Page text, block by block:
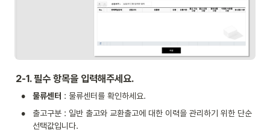
2-1. 필수 항목을 입력해주세요.
• 물류센터 : 물류센터를 확인하세요.
•
출고구분 : 일반 출고와 교환출고에 대한 이력을 관리하기 위한 단순
선택값입니다.